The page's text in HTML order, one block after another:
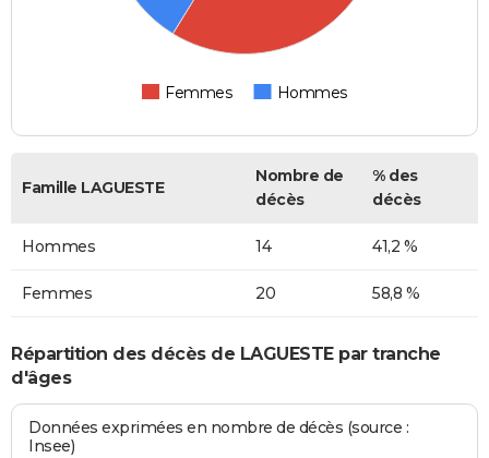
Femmes Hommes
Famille LAGUESTE
Nombre de
décès
% des
décès
Hommes 14 41,2 %
Femmes 20 58,8 %
Répartition des décès de LAGUESTE par tranche
d'âges
Données exprimées en nombre de décès (source :
Insee)